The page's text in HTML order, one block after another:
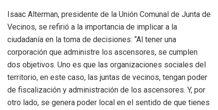
Isaac Alterman, presidente de la Unión Comunal de Junta de
Vecinos, se refirió a la importancia de implicar a la
ciudadanía en la toma de decisiones: “Al tener una
corporación que administre los ascensores, se cumplen
dos objetivos. Uno es que las organizaciones sociales del
territorio, en este caso, las juntas de vecinos, tengan poder
de fiscalización y administración de los ascensores. Y, por
otro lado, se genera poder local en el sentido de que tienes